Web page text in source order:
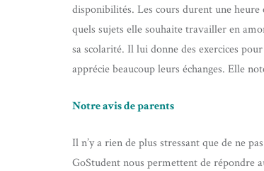
disponibilités. Les cours durent une
quels sujets elle souhaite travailler en
sa scolarité. Il lui donne des exercices
apprécie beaucoup leurs échanges. Elle
Notre avis de parents
Il n’y a rien de plus stressant que de ne
GoStudent nous permettent de répondre